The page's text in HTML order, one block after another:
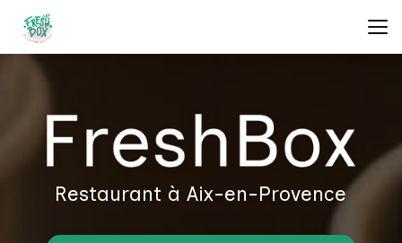
contenu
principal
Restaurant à Aix-en-Provence